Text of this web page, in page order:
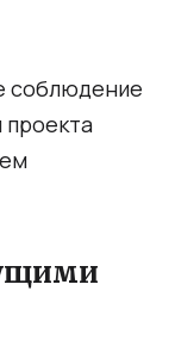
соблюдение